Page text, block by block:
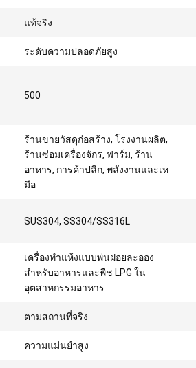
แท้จริง
ระดับความปลอดภัยสูง
500
ร้านขายวัสดุก่อสร้าง, โรงงานผลิต,
ร้านซ่อมเครื่องจักร, ฟาร์ม, ร้าน
อาหาร, การค้าปลีก, พลังงานและเห
มือ
SUS304, SS304/SS316L
เครื่องทำแห้งแบบพ่นฝอยละออง
สำหรับอาหารและพืช LPG ใน
อุตสาหกรรมอาหาร
ตามสถานที่จริง
ความแม่นยำสูง